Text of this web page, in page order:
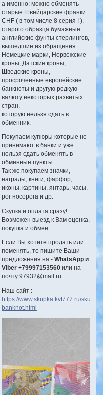
а именно: можно обменять
старые Швейцарские франки
CHF ( в том числе 8 серия ! ),
старого образца бумажные
английские фунты стерлингов,
вышедшие из обращения
Немецкие марки, Норвежские
кроны, Датские кроны,
Шведские кроны,
просроченные европейские
банкноты и другую редкую
валюту некоторых развитых
стран,
которую нельзя сдать в
обменник.
Покупаем купюры которые не
принимают в банки и уже
нельзя сдать обменять в
обменные пункты.
Так же покупаем значки,
награды, книги, фарфор,
иконы, картины, янтарь, часы,
рог носорога и др.
Скупка и оплата сразу!
Возможен выезд к Вам оценка,
покупка и обмен.
Если Вы хотите продать или
поменять, то пишите Ваши
предложения на - WhatsApp и
Viber +79997153560или на
почту 97932@mail.ru
Наш сайт :
https://www.skupka.kvt777.ru/skupka-
banknot.html